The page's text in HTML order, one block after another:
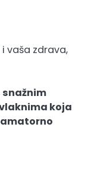
vaša zdrava,
snažnim
koja